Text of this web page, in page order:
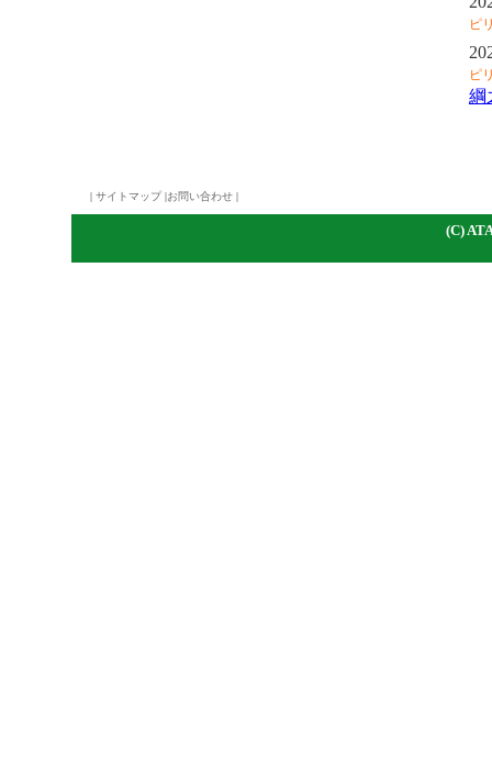
ピ
ピ
綱
| サイトマップ|お問い合わせ |
(C)A